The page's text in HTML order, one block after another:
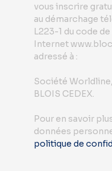
vous inscrire
au démarchage
L223-1 du code
Internet
adressé à :
Société Worldline,
BLOIS CEDEX.
Pour en savoir
données
politique de